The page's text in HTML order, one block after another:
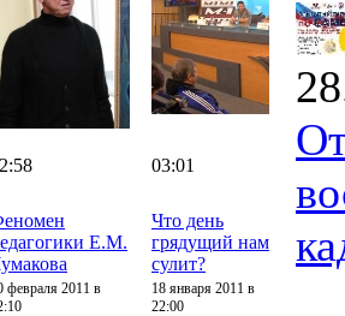
Е.М.
февраля 2011 в
03:01
Что день
грядущий нам
сулит?
18 января 2011 в
22:00